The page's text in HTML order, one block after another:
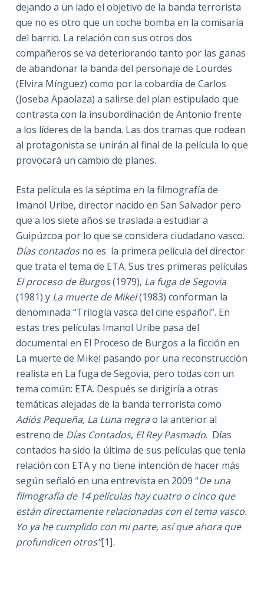
dejando a un lado el objetivo de la banda terrorista
que no es otro que un coche bomba en la comisaría
del barrio. La relación con sus otros dos
compañeros se va deteriorando tanto por las ganas
de abandonar la banda del personaje de Lourdes
(Elvira Mínguez) como por la cobardía de Carlos
(Joseba Apaolaza) a salirse del plan estipulado que
contrasta con la insubordinación de Antonio frente
a los líderes de la banda. Las dos tramas que rodean
al protagonista se unirán al final de la película lo que
provocará un cambio de planes.
Esta película es la séptima en la filmografía de
Imanol Uribe, director nacido en San Salvador pero
que a los siete años se traslada a estudiar a
Guipúzcoa por lo que se considera ciudadano vasco.
Días contadosno es la primera película del director
que trata el tema de ETA. Sus tres primeras películas
El proceso de Burgos(1979), La fuga de Segovia
(1981) y La muerte de Mikel(1983) conforman la
denominada “Trilogía vasca del cine español”. En
estas tres películas Imanol Uribe pasa del
documental en El Proceso de Burgos a la ficción en
La muerte de Mikel pasando por una reconstrucción
realista en La fuga de Segovia, pero todas con un
tema común: ETA. Después se dirigiría a otras
temáticas alejadas de la banda terrorista como
Adiós Pequeña, La Luna negrao la anterior al
estreno de Días Contados, El Rey Pasmado. Días
contados ha sido la última de sus películas que tenía
relación con ETA y no tiene intención de hacer más
según señaló en una entrevista en 2009 “De una
filmografía de 14 películas hay cuatro o cinco que
están directamente relacionadas con el tema vasco.
Yo ya he cumplido con mi parte, así que ahora que
profundicen otros”[1].